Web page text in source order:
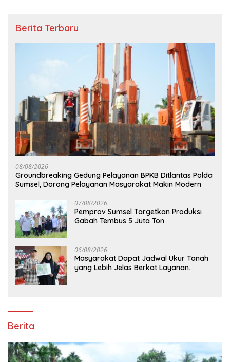
Berita Terbaru
08/08/2026
Groundbreaking Gedung Pelayanan BPKB Ditlantas Polda
Sumsel, Dorong Pelayanan Masyarakat Makin Modern
07/08/2026
Pemprov Sumsel Targetkan Produksi
Gabah Tembus 5 Juta Ton
06/08/2026
Masyarakat Dapat Jadwal Ukur Tanah
yang Lebih Jelas Berkat Layanan
Berita